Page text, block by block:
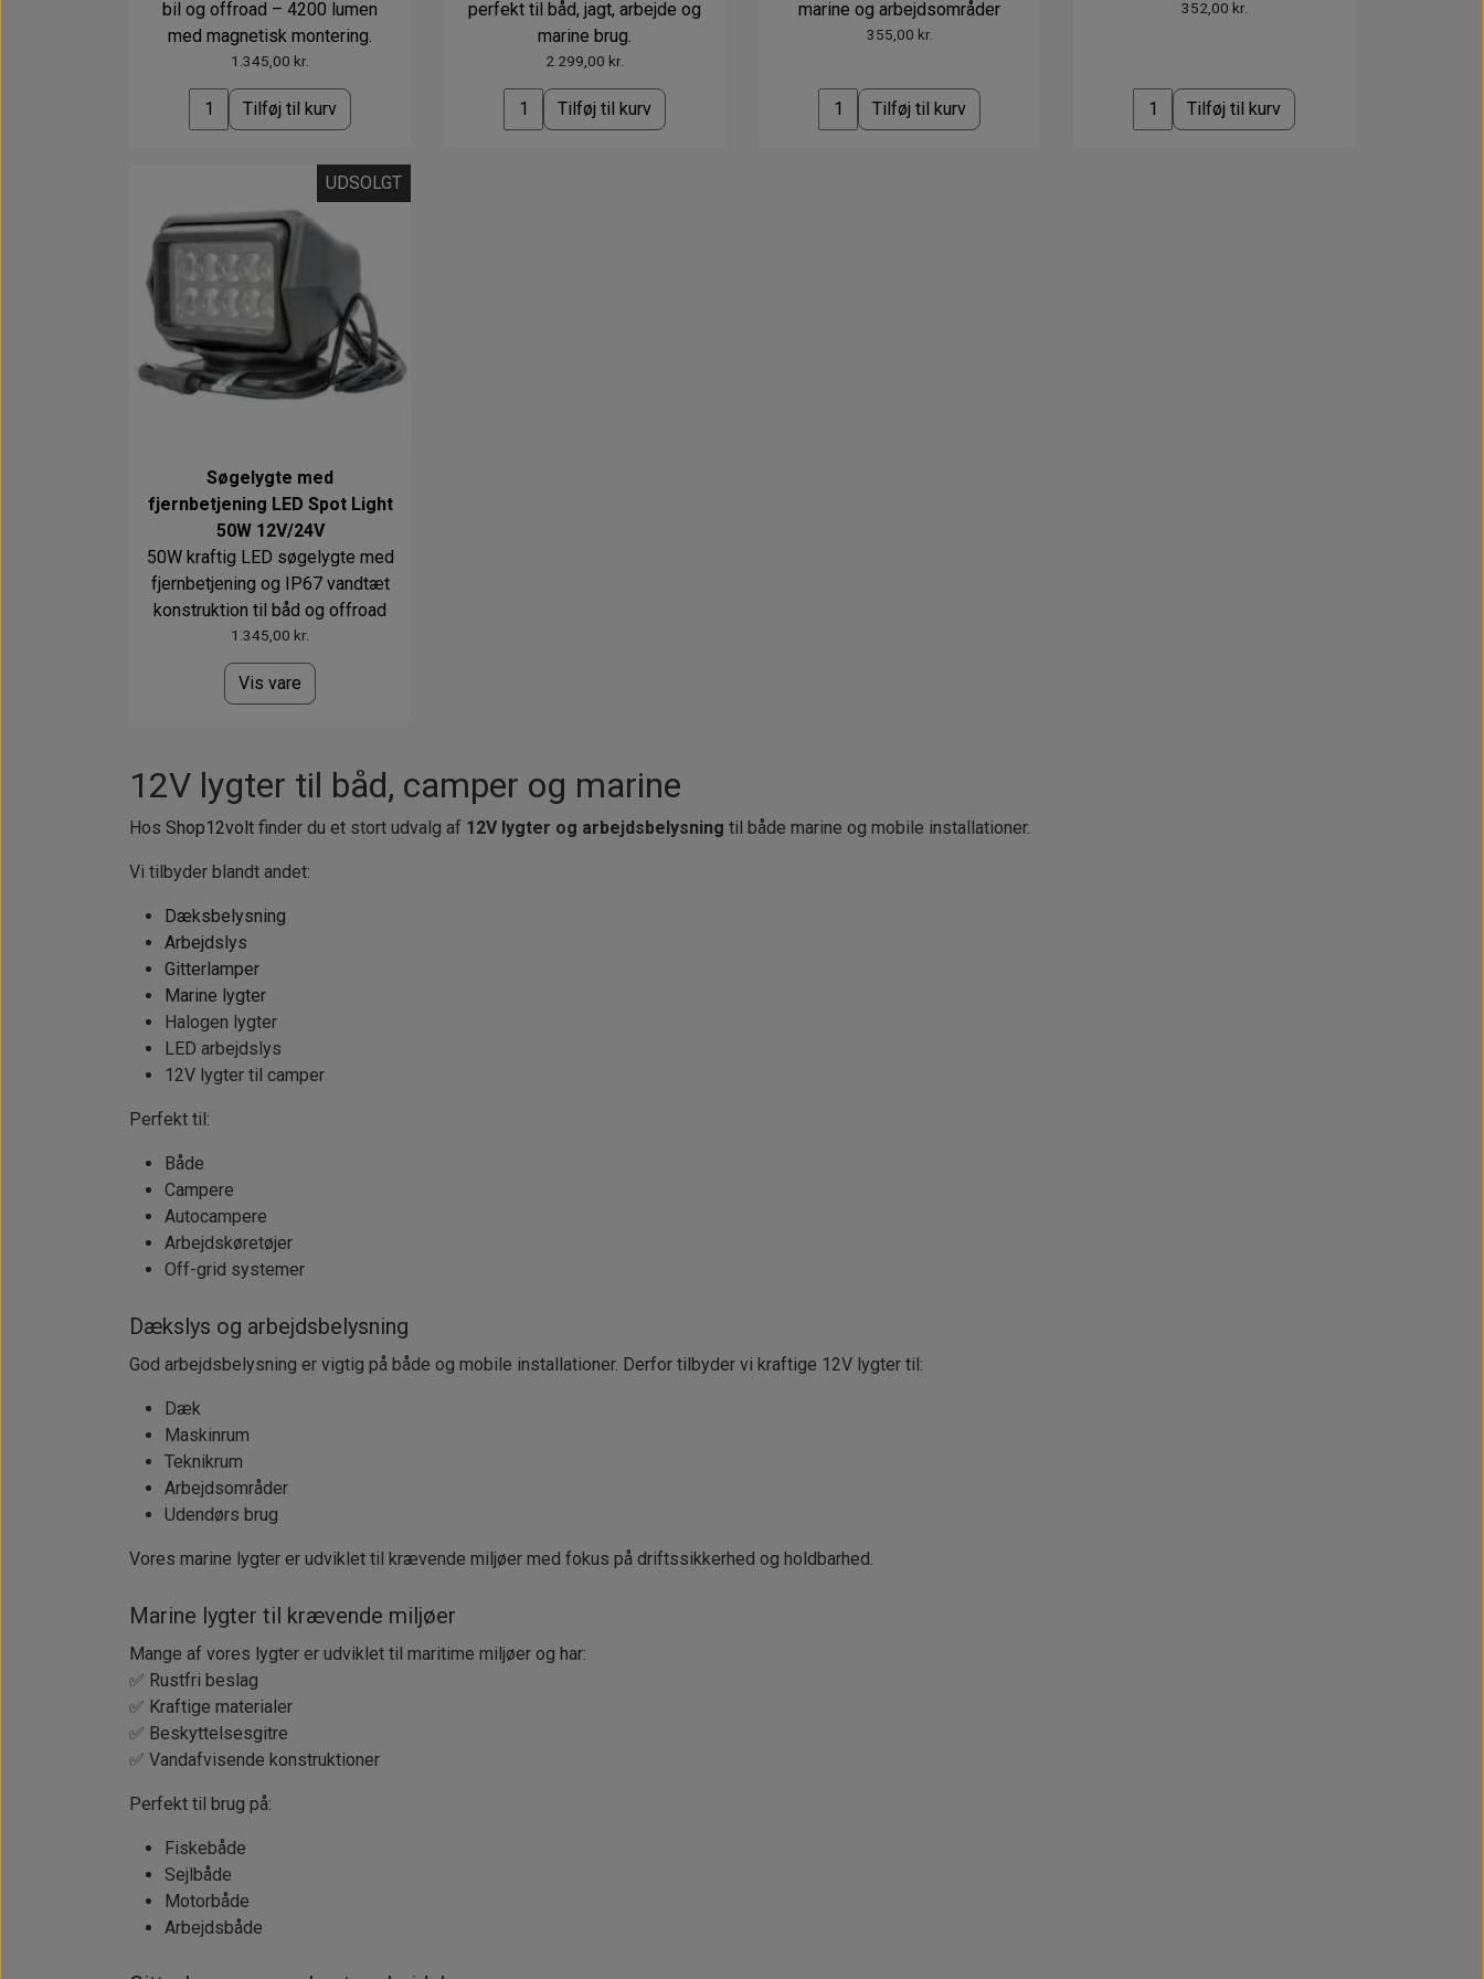
bil og offroad – 4200 lumen
med magnetisk montering.
1.345,00 kr.
Tilføj til kurv
perfekt til båd, jagt, arbejde og
marine brug.
2.299,00 kr.
Tilføj til kurv
marine og arbejdsområder
355,00 kr.
Tilføj til kurv
352,00 kr.
Tilføj til kurv
UDSOLGT
Søgelygte med
fjernbetjening LED Spot Light
50W 12V/24V
50W kraftig LED søgelygte med
fjernbetjening og IP67 vandtæt
konstruktion til båd og offroad
1.345,00 kr.
Vis vare
12V lygter til båd, camper og marine
Hos Shop12volt finder du et stort udvalg af 12V lygter og arbejdsbelysning til både marine og mobile installationer.
Vi tilbyder blandt andet:
Dæksbelysning
Arbejdslys
Gitterlamper
Marine lygter
Halogen lygter
LED arbejdslys
12V lygter til camper
Perfekt til:
Både
Campere
Autocampere
Arbejdskøretøjer
Off-grid systemer
Dækslys og arbejdsbelysning
God arbejdsbelysning er vigtig på både og mobile installationer. Derfor tilbyder vi kraftige 12V lygter til:
Dæk
Maskinrum
Teknikrum
Arbejdsområder
Udendørs brug
Vores marine lygter er udviklet til krævende miljøer med fokus på driftssikkerhed og holdbarhed.
Marine lygter til krævende miljøer
Mange af vores lygter er udviklet til maritime miljøer og har:
✅ Rustfri beslag
✅ Kraftige materialer
✅ Beskyttelsesgitre
✅ Vandafvisende konstruktioner
Perfekt til brug på:
Fiskebåde
Sejlbåde
Motorbåde
Arbejdsbåde